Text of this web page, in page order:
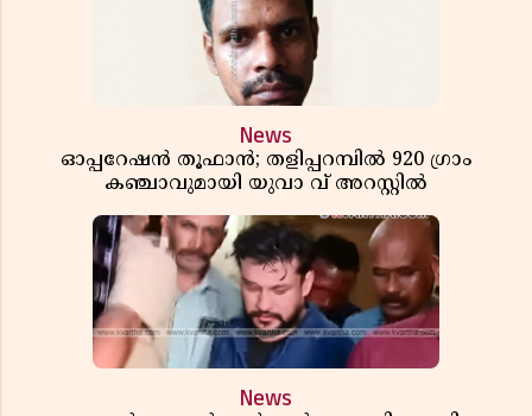
News
ഓപ്പറേഷൻ തൂഫാൻ; തളിപ്പറമ്പിൽ 920 ഗ്രാം
കഞ്ചാവുമായി യുവാ വ് അറസ്റ്റിൽ
News